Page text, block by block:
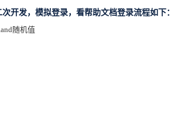
开发，模拟登录，看帮助文档登录流程如下：
随机值